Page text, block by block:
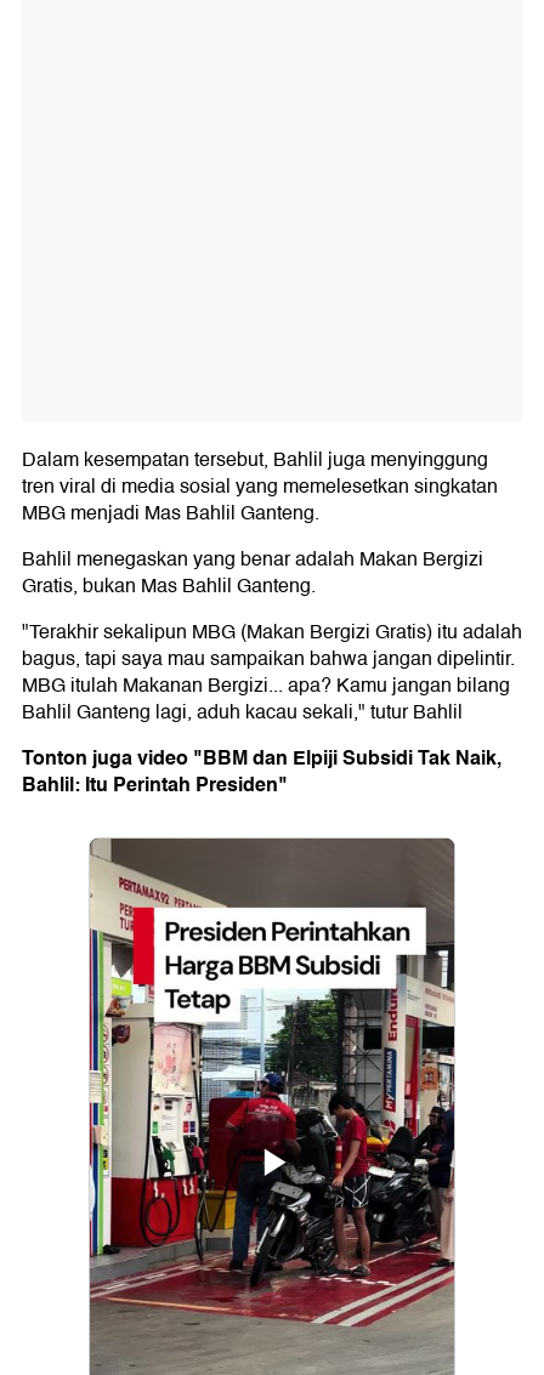
Dalam kesempatan tersebut, Bahlil juga menyinggung
tren viral di media sosial yang memelesetkan singkatan
MBG menjadi Mas Bahlil Ganteng.
Bahlil menegaskan yang benar adalah Makan Bergizi
Gratis, bukan Mas Bahlil Ganteng.
"Terakhir sekalipun MBG (Makan Bergizi Gratis) itu adalah
bagus, tapi saya mau sampaikan bahwa jangan dipelintir.
MBG itulah Makanan Bergizi... apa? Kamu jangan bilang
Bahlil Ganteng lagi, aduh kacau sekali," tutur Bahlil
Tonton juga video "BBM dan Elpiji Subsidi Tak Naik,
Bahlil: Itu Perintah Presiden"